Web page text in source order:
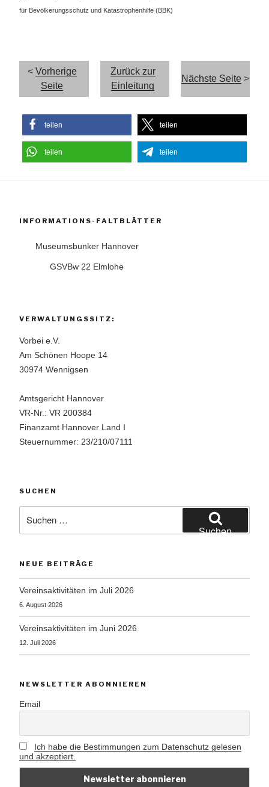
für Bevölkerungsschutz und Katastrophenhilfe (BBK)
< Vorherige
Seite
Zurück zur
Einleitung
Nächste Seite >
teilen teilen
teilen teilen
INFORMATIONS-FALTBLÄTTER
Museumsbunker Hannover
GSVBw 22 Elmlohe
VERWALTUNGSSITZ:
Vorbei e.V.
Am Schönen Hoope 14
30974 Wennigsen
Amtsgericht Hannover
VR-Nr.: VR 200384
Finanzamt Hannover Land I
Steuernummer: 23/210/07111
SUCHEN
nach:
Suchen
NEUE BEITRÄGE
Vereinsaktivitäten im Juli 2026
6. August 2026
Vereinsaktivitäten im Juni 2026
12. Juli 2026
NEWSLETTER ABONNIEREN
Email
Ich habe die Bestimmungen zum Datenschutz gelesen
und akzeptiert.